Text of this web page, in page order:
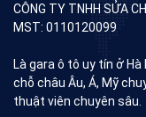
CÔNG TY TNHH SỬA
MST: 0110120099
Là gara ô tô uy tín ở
chỗ châu Âu, Á, Mỹ
thuật viên chuyên sâu.